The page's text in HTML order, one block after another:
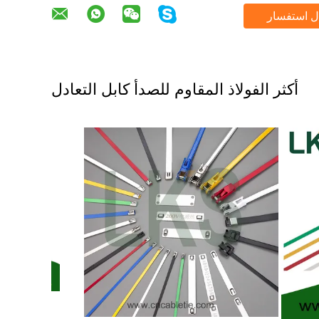
استفسار
أكثر الفولاذ المقاوم للصدأ كابل التعادل